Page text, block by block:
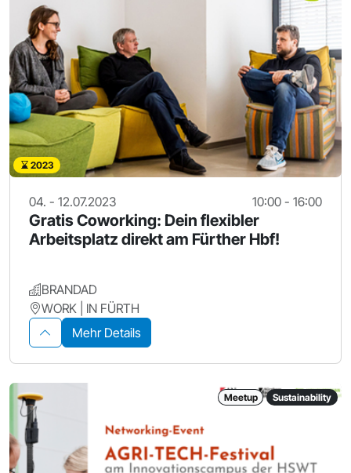
2023
04. - 12.07.2023 10:00 - 16:00
Gratis Coworking: Dein flexibler
Arbeitsplatz direkt am Fürther Hbf!
BRANDAD
WORK | IN FÜRTH
Mehr Details
Meetup Sustainability